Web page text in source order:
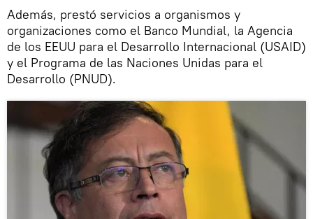
Además, prestó servicios a organismos y
organizaciones como el Banco Mundial, la Agencia
de los EEUU para el Desarrollo Internacional (USAID)
y el Programa de las Naciones Unidas para el
Desarrollo (PNUD).